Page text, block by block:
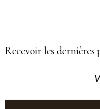
Recevoir les dernières